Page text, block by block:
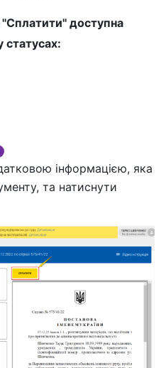
''Сплатити'' доступна
статусах:
інформацією, яка
та натиснути